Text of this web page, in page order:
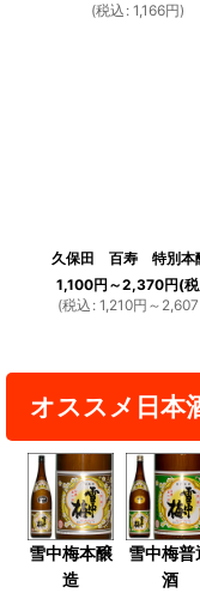
(税込 : 1,166円)
久保田 百寿 特別本
1,100円 ～2,370円(
(税込 : 1,210円 ～2,607
オススメ日本
雪中梅本醸
造
雪中梅普
酒